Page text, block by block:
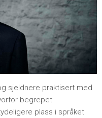
sjeldnere praktisert med
begrepet
plass i språket